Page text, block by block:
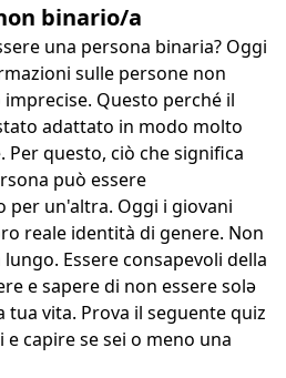
binario/a
una persona binaria? Oggi
sulle persone non
Questo perché il
adattato in modo molto
Per questo, ciò che significa
può essere
per un'altra. Oggi i giovani
reale identità di genere. Non
Essere consapevoli della
e sapere di non essere solə
vita. Prova il seguente quiz
capire se sei o meno una